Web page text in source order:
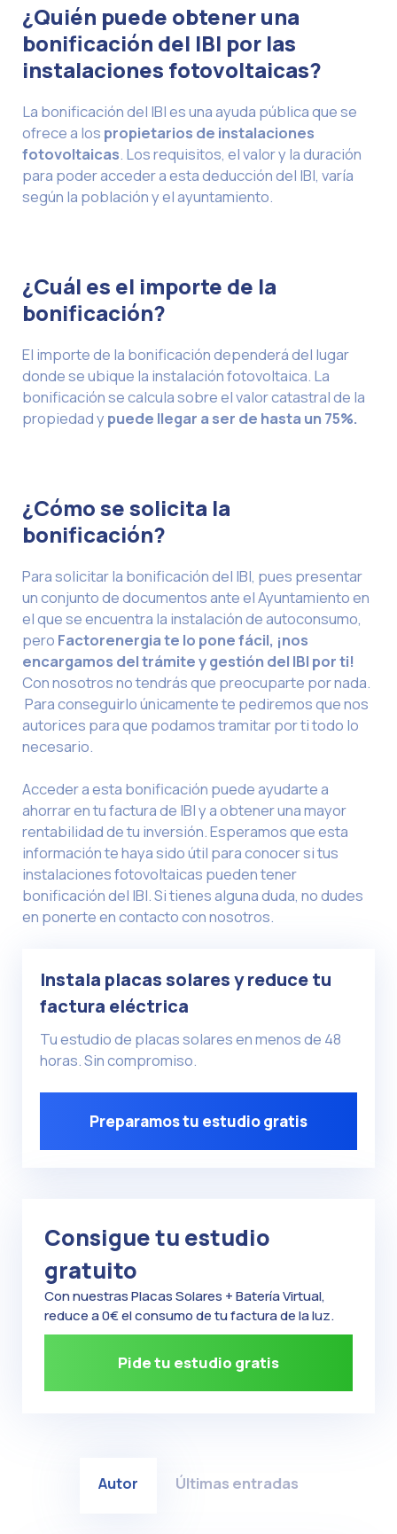
¿Quién puede obtener una
bonificación del IBI por las
instalaciones fotovoltaicas?
La bonificación del IBI es una ayuda pública que se
ofrece a los propietarios de instalaciones
fotovoltaicas. Los requisitos, el valor y la duración
para poder acceder a esta deducción del IBI, varía
según la población y el ayuntamiento.
¿Cuál es el importe de la
bonificación?
El importe de la bonificación dependerá del lugar
donde se ubique la instalación fotovoltaica. La
bonificación se calcula sobre el valor catastral de la
propiedad y puede llegar a ser de hasta un 75%.
¿Cómo se solicita la
bonificación?
Para solicitar la bonificación del IBI, pues presentar
un conjunto de documentos ante el Ayuntamiento en
el que se encuentra la instalación de autoconsumo,
pero Factorenergia te lo pone fácil, ¡nos
encargamos del trámite y gestión del IBI por ti!
Con nosotros no tendrás que preocuparte por nada.
Para conseguirlo únicamente te pediremos que nos
autorices para que podamos tramitar por ti todo lo
necesario.
Acceder a esta bonificación puede ayudarte a
ahorrar en tu factura de IBI y a obtener una mayor
rentabilidad de tu inversión. Esperamos que esta
información te haya sido útil para conocer si tus
instalaciones fotovoltaicas pueden tener
bonificación del IBI. Si tienes alguna duda, no dudes
en ponerte en contacto con nosotros.
Instala placas solares y reduce tu
factura eléctrica
Tu estudio de placas solares en menos de 48
horas. Sin compromiso.
Preparamos tu estudio gratis
Consigue tu estudio
gratuito
Con nuestras Placas Solares + Batería Virtual,
reduce a 0€ el consumo de tu factura de la luz.
Pide tu estudio gratis
Autor Últimas entradas